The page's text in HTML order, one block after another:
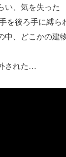
い、気を失った
を後ろ手に縛ら
中、どこかの建
された…